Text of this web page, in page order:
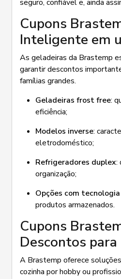
seguro, confiável e, ainda
Cupons
Inteligente em
As geladeiras da Brastemp
garantir descontos
famílias grandes.
Geladeiras frost free:
eficiência;
Modelos inverse:
eletrodoméstico;
Refrigeradores duplex:
organização;
Opções com
produtos armazenados.
Cupons
Descontos
A Brastemp oferece
cozinha por hobby ou